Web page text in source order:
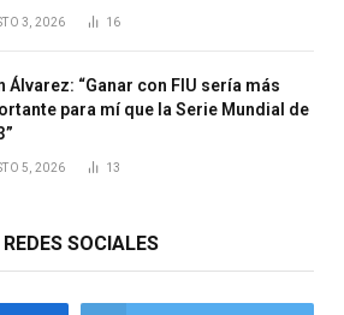
3, 2026 16
Álvarez: “Ganar con FIU sería más
para mí que la Serie Mundial de
5, 2026 13
SOCIALES